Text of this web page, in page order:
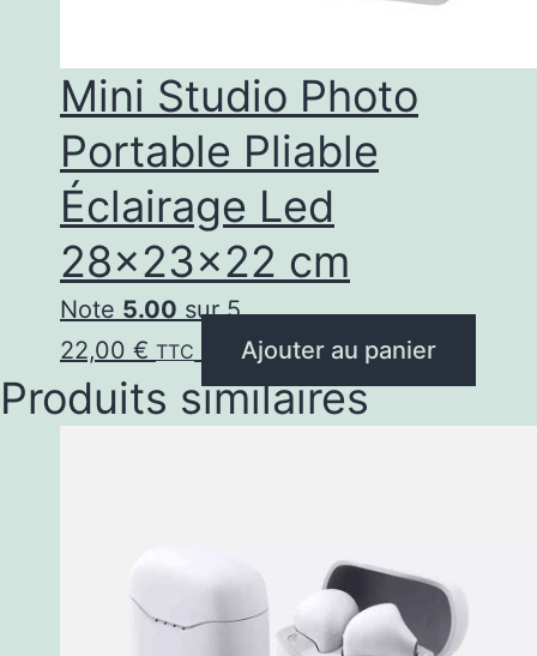
Mini Studio Photo
Portable Pliable
Éclairage Led
28x23x22 cm
Note 5.00 sur 5
22,00 € TTC Ajouter au panier
Produits similaires